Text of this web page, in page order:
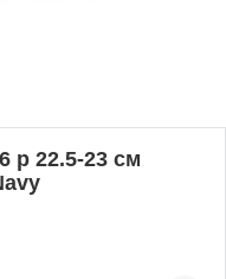
р 22.5-23 см